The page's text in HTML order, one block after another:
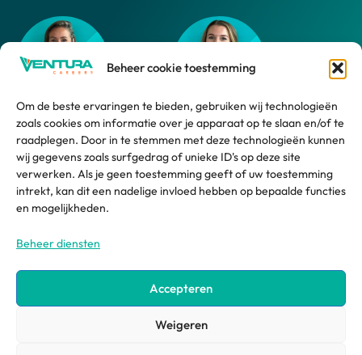
Beheer cookie toestemming
Om de beste ervaringen te bieden, gebruiken wij technologieën
zoals cookies om informatie over je apparaat op te slaan en/of te
raadplegen. Door in te stemmen met deze technologieën kunnen
wij gegevens zoals surfgedrag of unieke ID's op deze site
verwerken. Als je geen toestemming geeft of uw toestemming
intrekt, kan dit een nadelige invloed hebben op bepaalde functies
en mogelijkheden.
Beheer diensten
Accepteren
Weigeren
Daphne
HR Advisor
Marlijn
HR Support
Employee
site door impression ® | creative design agency